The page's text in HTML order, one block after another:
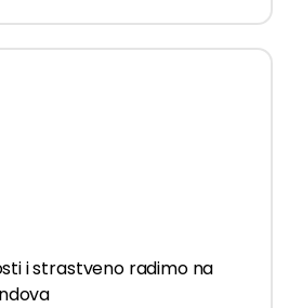
i strastveno radimo na